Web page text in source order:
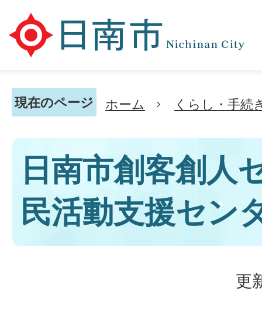
現在のページ ホーム くらし・手続
日南市創客創人
民活動支援セン
更